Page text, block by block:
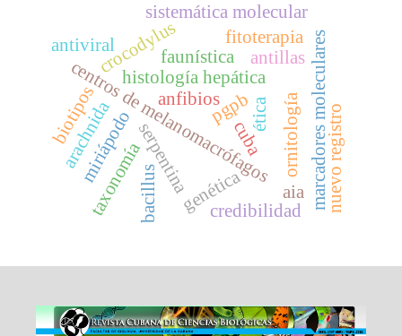
histología hepática
centros de melanomacrófagos
anfibios ornitología
cuba
genética marcadores moleculares
crocodylus
sistemática molecular
serpentina nuevo registro
miriápodo
arachnida
faunística
taxonomía
antillas
antiviral fitoterapia
credibilidad
ética
aia
bacillus
pgpb
biotipos